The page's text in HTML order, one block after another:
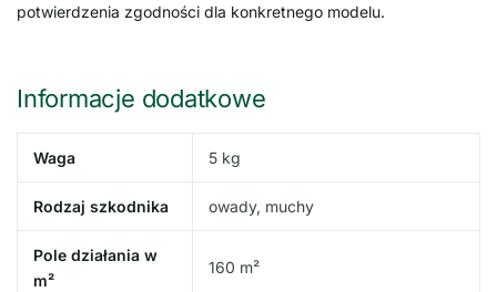
potwierdzenia zgodności dla konkretnego modelu.
Informacje dodatkowe
Waga 5 kg
Rodzaj szkodnika owady, muchy
Pole działania w
m²
160 m²